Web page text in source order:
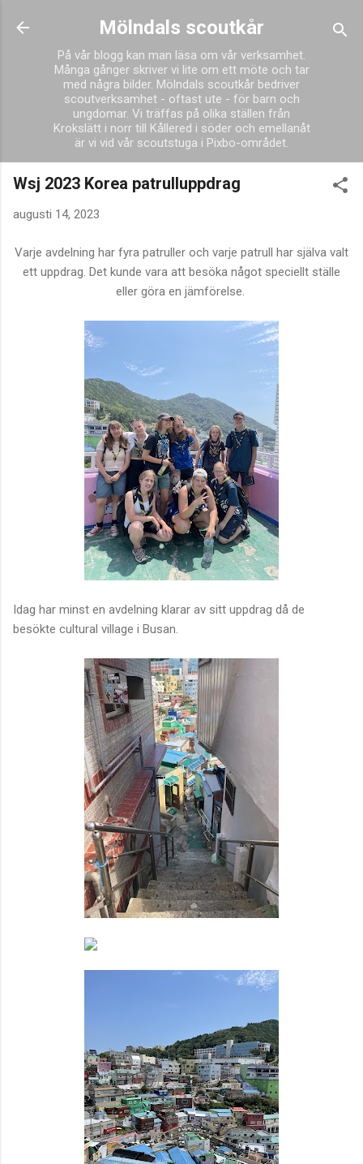
Fortsätt till huvudinnehåll
Mölndals scoutkår
På vår blogg kan man läsa om vår verksamhet.
Många gånger skriver vi lite om ett möte och tar
med några bilder. Mölndals scoutkår bedriver
scoutverksamhet - oftast ute - för barn och
ungdomar. Vi träffas på olika ställen från
Krokslätt i norr till Kållered i söder och emellanåt
är vi vid vår scoutstuga i Pixbo-området.
Wsj 2023 Korea patrulluppdrag
augusti 14, 2023
Varje avdelning har fyra patruller och varje patrull har själva valt
ett uppdrag. Det kunde vara att besöka något speciellt ställe
eller göra en jämförelse.
Idag har minst en avdelning klarar av sitt uppdrag då de
besökte cultural village i Busan.